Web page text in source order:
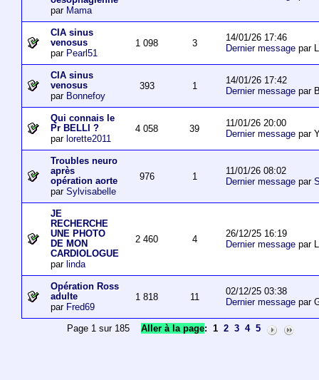
par Mama
CIA sinus
venosus
par Pearl51
1 098 3
14/01/26 17:46
Dernier messagepar
CIA sinus
venosus
par Bonnefoy
393 1
14/01/26 17:42
Dernier messagepar
Qui connais le
Pr BELLI ?
par lorette2011
4 058 39
11/01/26 20:00
Dernier messagepar
Troubles neuro
après
opération aorte
par Sylvisabelle
976 1
11/01/26 08:02
Dernier messagepar
JE
RECHERCHE
UNE PHOTO
DE MON
CARDIOLOGUE
par linda
2 460 4
26/12/25 16:19
Dernier messagepar
Opération Ross
adulte
par Fred69
1 818 11
02/12/25 03:38
Dernier messagepar
Page 1 sur 185Aller à la page: 1 2 3 4 5